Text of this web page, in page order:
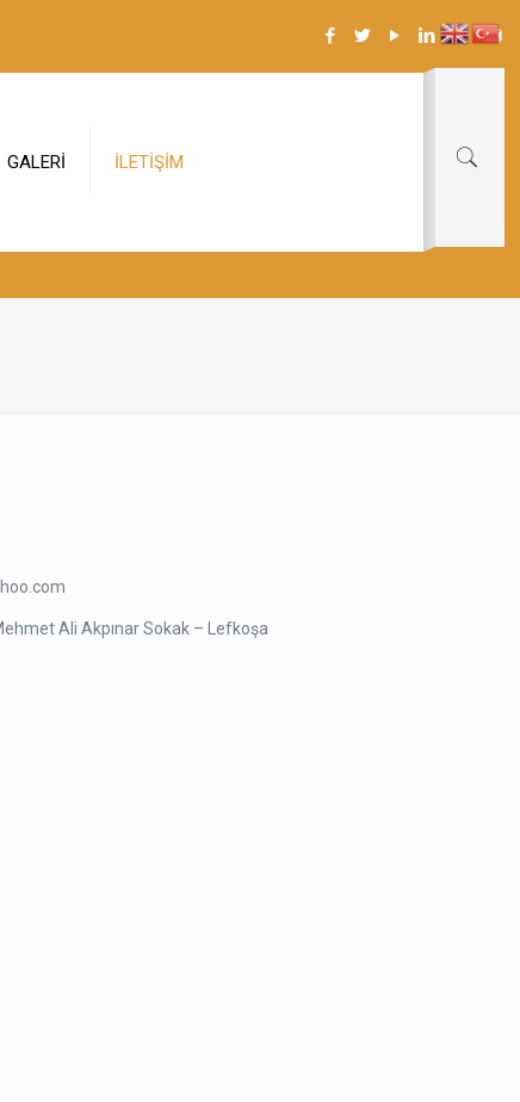
GALERİ İLETİŞİM
Ali Akpınar Sokak – Lefkoşa